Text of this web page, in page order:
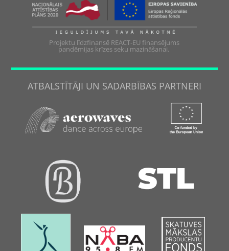
Projektu līdzfinansē REACT-EU finansējums
pandēmijas krīzes seku mazināšanai.
ATBALSTĪTĀJI UN SADARBĪBAS PARTNERI